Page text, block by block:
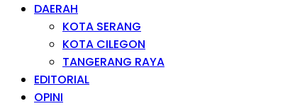
DAERAH
KOTA SERANG
KOTA CILEGON
TANGERANG RAYA
EDITORIAL
OPINI